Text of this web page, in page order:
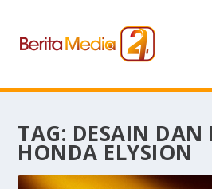
TAG: DESAIN DAN
HONDA ELYSION